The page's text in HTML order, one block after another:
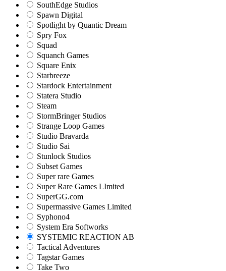
SouthEdge Studios
Spawn Digital
Spotlight by Quantic Dream
Spry Fox
Squad
Squanch Games
Square Enix
Starbreeze
Stardock Entertainment
Statera Studio
Steam
StormBringer Studios
Strange Loop Games
Studio Bravarda
Studio Sai
Stunlock Studios
Subset Games
Super rare Games
Super Rare Games LImited
SuperGG.com
Supermassive Games Limited
Syphono4
System Era Softworks
SYSTEMIC REACTION AB
Tactical Adventures
Tagstar Games
Take Two